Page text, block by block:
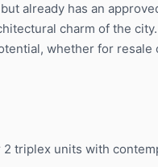
already has an
charm of the
whether for resale
triplex units with